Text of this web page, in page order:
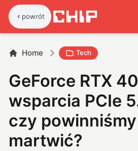
powrót
Home Tech
GeForce RTX
wsparcia PCIe
czy
martwić?